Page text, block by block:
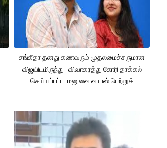
சங்கீதா தனது கணவரும் முதலமைச்சருமான
விஜயிடமிருந்து விவாகரத்து கோரி தாக்கல்
செய்யப்பட்ட மனுவை வாபஸ் பெற்றுக்